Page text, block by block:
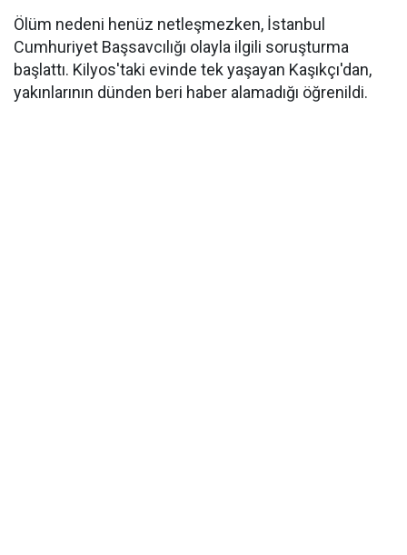
Ölüm nedeni henüz netleşmezken, İstanbul
Cumhuriyet Başsavcılığı olayla ilgili soruşturma
başlattı. Kilyos'taki evinde tek yaşayan Kaşıkçı'dan,
yakınlarının dünden beri haber alamadığı öğrenildi.